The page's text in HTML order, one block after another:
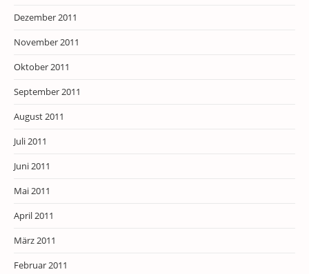
Dezember 2011
November 2011
Oktober 2011
September 2011
August 2011
Juli 2011
Juni 2011
Mai 2011
April 2011
März 2011
Februar 2011